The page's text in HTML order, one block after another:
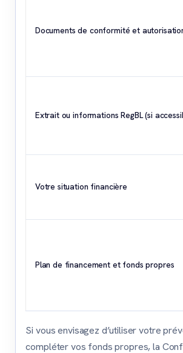
Documents de conformité et
Extrait ou informations RegBL (si
Votre situation financière
Plan de financement et fonds propres
Si vous envisagez d’utiliser votre
compléter vos fonds propres, la